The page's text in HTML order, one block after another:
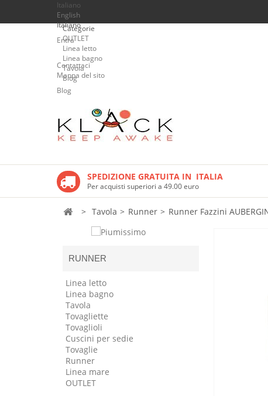
Italiano
English
Italiano
Entra
Contattaci
Mappa del sito
Blog
Categorie
OUTLET
Linea letto
Linea bagno
Tavola
Blog
SPEDIZIONE GRATUITA IN ITALIA
Per acquisti superiori a 49.00 euro
> Tavola > Runner > Runner Fazzini
RUNNER
Linea letto
Linea bagno
Tavola
Tovagliette
Tovaglioli
Cuscini per sedie
Tovaglie
Runner
Linea mare
OUTLET